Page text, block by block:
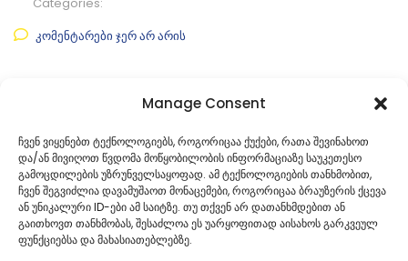
Manage Consent
ჩვენ ვიყენებთ ტექნოლოგიებს, როგორიცაა ქუქები, რათა შევინახოთ
და/ან მივიღოთ წვდომა მოწყობილობის ინფორმაციაზე საუკეთესო
გამოცდილების უზრუნველსაყოფად. ამ ტექნოლოგიების თანხმობით,
ჩვენ შეგვიძლია დავამუშაოთ მონაცემები, როგორიცაა ბრაუზერის ქცევა
ან უნიკალური ID-ები ამ საიტზე. თუ თქვენ არ დათანხმდებით ან
გაითხოვთ თანხმობას, შესაძლოა ეს უარყოფითად აისახოს გარკვეულ
ფუნქციებსა და მახასიათებლებზე.
კომენტარები ჯერ არ არის
ფაილის ნახვა
ფაილის ტიპი:pdf
კატეგორიასაკრებულოს პროექტები